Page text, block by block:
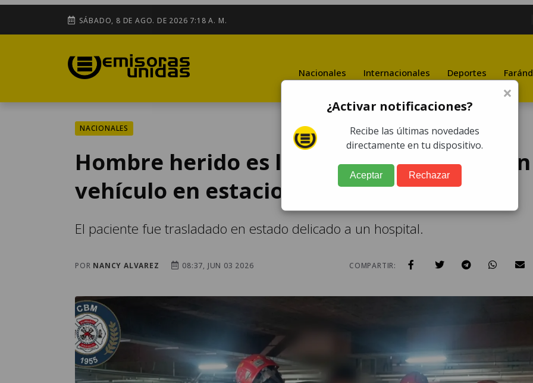
SÁBADO, 8 DE AGO. DE 2026 7:18 A. M.
Nacionales Internacionales Deportes
NACIONALES
Hombre herido es localizado dentro de un
vehículo en estacionamiento de zona 11
El paciente fue trasladado en estado delicado a un hospital.
POR NANCY ALVAREZ 08:37, JUN 03 2026 COMPARTIR:
×
¿Activar notificaciones?
Recibe las últimas novedades
directamente en tu dispositivo.
Aceptar Rechazar